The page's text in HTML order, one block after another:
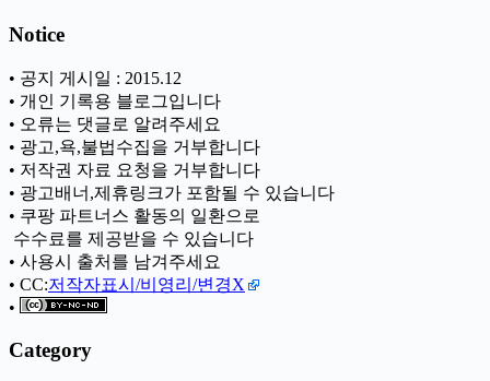
Notice
• 공지 게시일 : 2015.12
• 개인 기록용 블로그입니다
• 오류는 댓글로 알려주세요
• 광고,욕,불법수집을 거부합니다
• 저작권 자료 요청을 거부합니다
• 광고배너,제휴링크가 포함될 수 있습니다
• 쿠팡 파트너스 활동의 일환으로
ㅤ 수수료를 제공받을 수 있습니다
• 사용시 출처를 남겨주세요
• CC:저작자표시/비영리/변경X
•
Category